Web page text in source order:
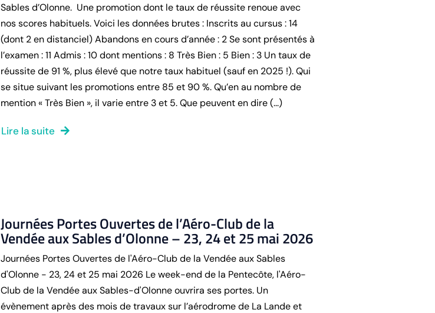
Sables d’Olonne. Une promotion dont le taux de réussite renoue avec
nos scores habituels. Voici les données brutes : Inscrits au cursus : 14
(dont 2 en distanciel) Abandons en cours d’année : 2 Se sont présentés à
l’examen : 11 Admis : 10 dont mentions : 8 Très Bien : 5 Bien : 3 Un taux de
réussite de 91 %, plus élevé que notre taux habituel (sauf en 2025 !). Qui
se situe suivant les promotions entre 85 et 90 %. Qu’en au nombre de
mention « Très Bien », il varie entre 3 et 5. Que peuvent en dire (...)
Lire la suite
Journées Portes Ouvertes de l’Aéro-Club de la
Vendée aux Sables d’Olonne – 23, 24 et 25 mai 2026
Journées Portes Ouvertes de l'Aéro-Club de la Vendée aux Sables
d'Olonne - 23, 24 et 25 mai 2026 Le week-end de la Pentecôte, l'Aéro-
Club de la Vendée aux Sables-d'Olonne ouvrira ses portes. Un
évènement après des mois de travaux sur l’aérodrome de La Lande et